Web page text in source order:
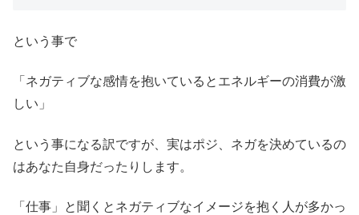
という事で
「ネガティブな感情を抱いているとエネルギーの消費が激
しい」
という事になる訳ですが、実はポジ、ネガを決めているの
はあなた自身だったりします。
「仕事」と聞くとネガティブなイメージを抱く人が多かっ